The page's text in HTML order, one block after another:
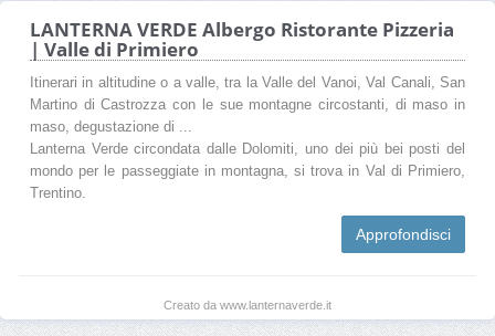
LANTERNA VERDE Albergo Ristorante Pizzeria
| Valle di Primiero
Itinerari in altitudine o a valle, tra la Valle del Vanoi, Val Canali, San
Martino di Castrozza con le sue montagne circostanti, di maso in
maso, degustazione di ...
Lanterna Verde circondata dalle Dolomiti, uno dei più bei posti del
mondo per le passeggiate in montagna, si trova in Val di Primiero,
Trentino.
Approfondisci
Creato da www.lanternaverde.it